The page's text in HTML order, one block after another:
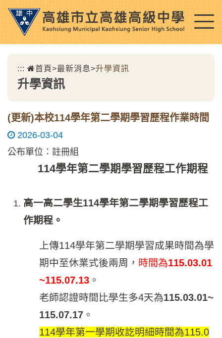
跳
要
升學資訊
::: 首頁>最新消息>升學資訊
(更新)本校114學年第二學期學習歷程作業時間
2026-03-04
公布單位：註冊組
114學年第二學期學習歷程工作期程
高一高二學生114學年第二學期學習歷程工
作期程。
上傳114學年第二學期學習成果時間為學
期中至休業式後兩周， 時間為115.03.01
~115.07.13 。
老師認證時間比學生多4天為115.03.01~
115.07.17 。
114學年第一學期收訖明細時間為115.0